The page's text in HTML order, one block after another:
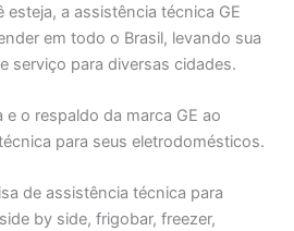
a assistência técnica GE
em todo o Brasil, levando sua
serviço para diversas cidades.
o respaldo da marca GE ao
para seus eletrodomésticos.
de assistência técnica para
by side, frigobar, freezer,